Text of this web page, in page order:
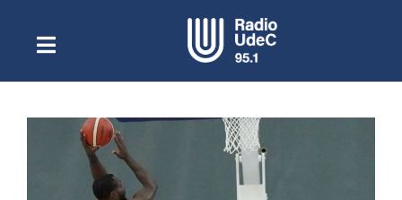
contenidoToggle
NavigationEscuchar Radio UdeC en vivo
Quiénes Somos
Programación